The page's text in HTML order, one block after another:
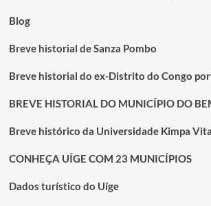
Blog
Breve historial de Sanza Pombo
Breve historial do ex-Distrito do Congo
BREVE HISTORIAL DO MUNICÍPIO DO
Breve histórico da Universidade Kimpa
CONHEÇA UÍGE COM 23 MUNICÍPIOS
Dados turístico do Uíge